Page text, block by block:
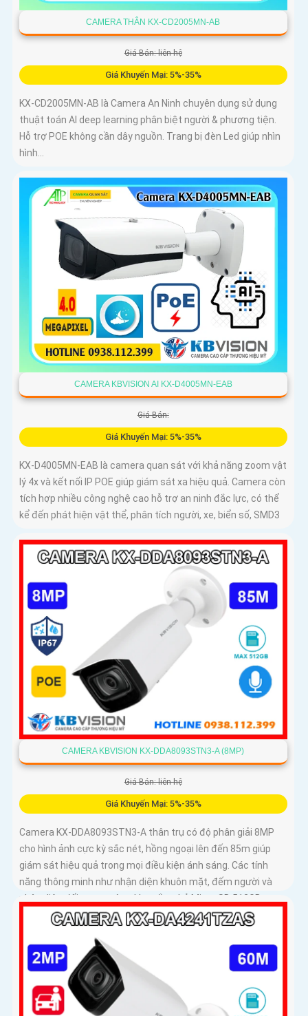
CAMERA THÂN KX-CD2005MN-AB
Giá Bán: liên hệ
Giá Khuyến Mại: 5%-35%
KX-CD2005MN-AB là Camera An Ninh chuyên dụng sử dụng
thuật toán AI deep learning phân biệt người & phương tiện.
Hỗ trợ POE không cần dây nguồn. Trang bị đèn Led giúp nhìn
hình...
CAMERA KBVISION AI KX-D4005MN-EAB
Giá Bán:
Giá Khuyến Mại: 5%-35%
KX-D4005MN-EAB là camera quan sát với khả năng zoom vật
lý 4x và kết nối IP POE giúp giám sát xa hiệu quả. Camera còn
tích hợp nhiều công nghệ cao hỗ trợ an ninh đắc lực, có thể
kể đến phát hiện vật thể, phân tích người, xe, biển số, SMD3
CAMERA KBVISION KX-DDA8093STN3-A (8MP)
Giá Bán: liên hệ
Giá Khuyến Mại: 5%-35%
Camera KX-DDA8093STN3-A thân trụ có độ phân giải 8MP
cho hình ảnh cực kỳ sắc nét, hồng ngoại lên đến 85m giúp
giám sát hiệu quả trong mọi điều kiện ánh sáng. Các tính
năng thông minh như nhận diện khuôn mặt, đếm người và
nhận diện đối tượng cùng khe cắm thẻ Micro SD 512GB
mang lại sự tiện lợi tối đa được bảo vệ với chuẩn IP67, IK10